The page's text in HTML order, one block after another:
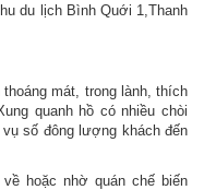
du lịch Bình Quới 1,Thanh
mát, trong lành, thích
quanh hồ có nhiều chòi
số đông lượng khách đến
hoặc nhờ quán chế biến